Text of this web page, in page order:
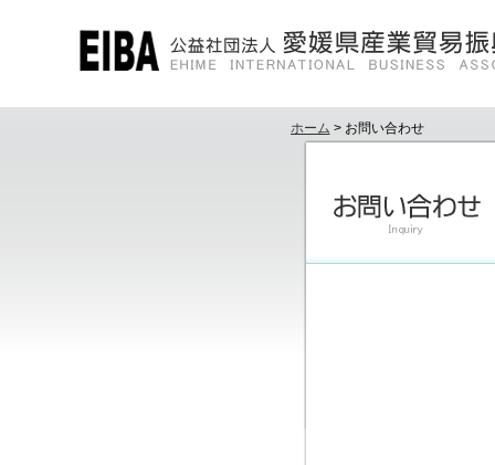
ホーム > お問い合わせ